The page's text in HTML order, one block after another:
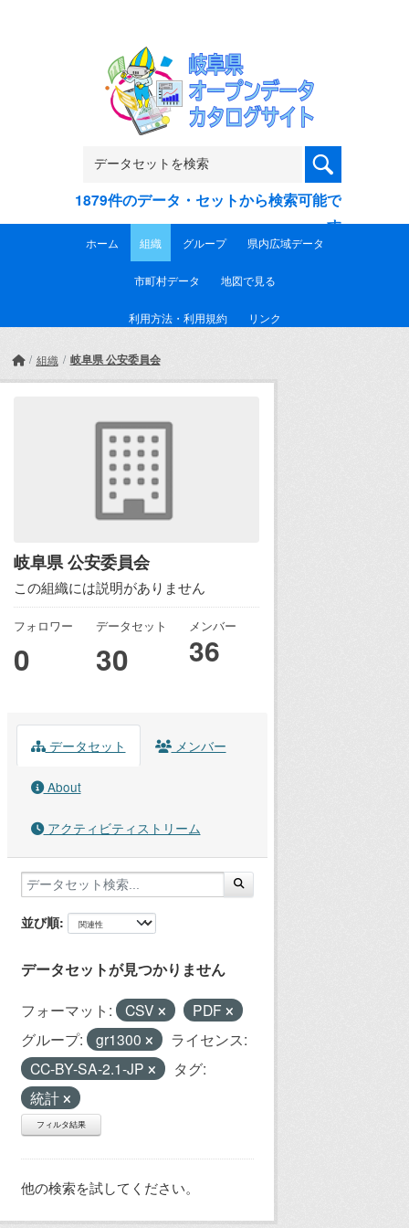
1879件のデータ・セットから検索可能で
す
ホーム 組織 グループ 県内広域データ
市町村データ 地図で見る
利用方法・利用規約 リンク
組織 岐阜県 公安委員会
岐阜県 公安委員会
この組織には説明がありません
フォロワー
0
データセット
30
メンバー
36
データセット メンバー
About
アクティビティストリーム
並び順
データセットが見つかりません
フォーマット: CSV
PDF
グループ:
gr1300
ライセンス:
CC-BY-SA-2.1-JP
タグ:
統計
フィルタ結果
他の検索を試してください。